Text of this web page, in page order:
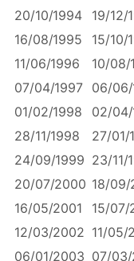
20/10/1994
19/12/
16/08/1995
15/10/
11/06/1996
10/08/
07/04/1997 06/06/
01/02/1998
02/04/
28/11/1998
27/01/
24/09/1999 23/11/
20/07/2000 18/09/
16/05/2001
15/07/
12/03/2002 11/05/
06/01/2003 07/